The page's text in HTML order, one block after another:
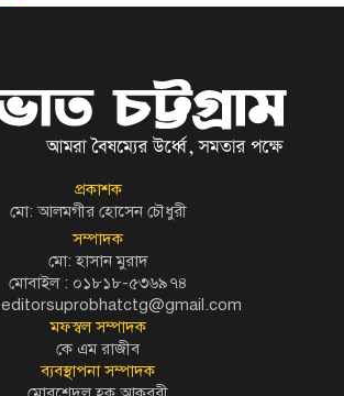
প্রকাশক
মো: আলমগীর হোসেন চৌধুরী
সম্পাদক
মো: হাসান মুরাদ
মোবাইল : ০১৮১৮-৫৩৬৯৭৪
editorsuprobhatctg@gmail.com
মফস্বল সম্পাদক
কে এম রাজীব
ব্যবস্থাপনা সম্পাদক